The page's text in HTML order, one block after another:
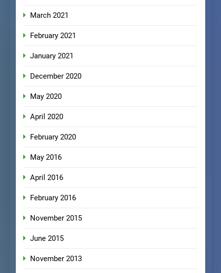
March 2021
February 2021
January 2021
December 2020
May 2020
April 2020
February 2020
May 2016
April 2016
February 2016
November 2015
June 2015
November 2013